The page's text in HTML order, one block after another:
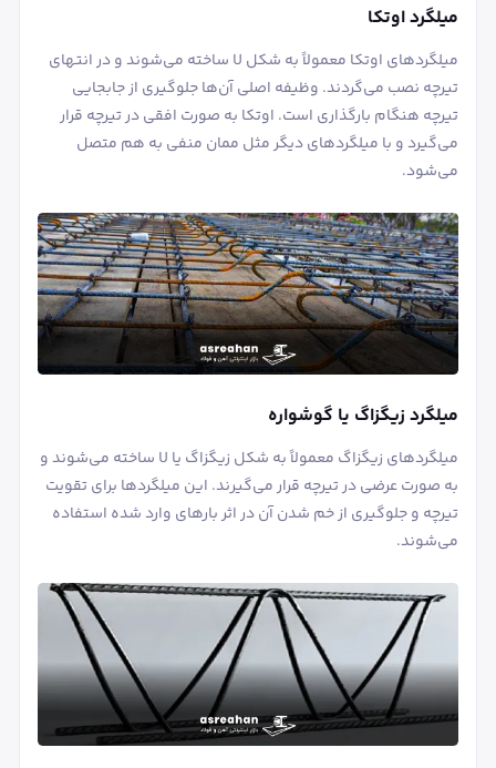
میلگرد اوتکا
میلگردهای اوتکا معمولاً به شکل U ساخته می‌شوند و در انتهای
تیرچه نصب می‌گردند. وظیفه اصلی آن‌ها جلوگیری از جابجایی
تیرچه هنگام بارگذاری است. اوتکا به صورت افقی در تیرچه قرار
می‌گیرد و با میلگردهای دیگر مثل ممان منفی به هم متصل
می‌شود.
میلگرد زیگزاگ یا گوشواره
میلگردهای زیگزاگ معمولاً به شکل زیگزاگ یا U ساخته می‌شوند و
به صورت عرضی در تیرچه قرار می‌گیرند. این میلگردها برای تقویت
تیرچه و جلوگیری از خم شدن آن در اثر بارهای وارد شده استفاده
می‌شوند.